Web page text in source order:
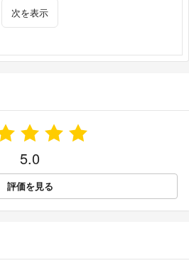
次を表示
5.0
評価を見る